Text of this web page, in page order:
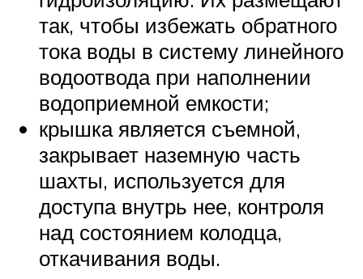
так, чтобы избежать обратного
тока воды в систему линейного
водоотвода при наполнении
водоприемной емкости;
крышка является съемной,
закрывает наземную часть
шахты, используется для
доступа внутрь нее, контроля
над состоянием колодца,
откачивания воды.